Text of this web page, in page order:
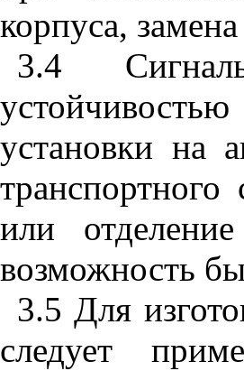
корпуса,
3.4
установки на
транспортного
или
возможность
3.5 Для
следует